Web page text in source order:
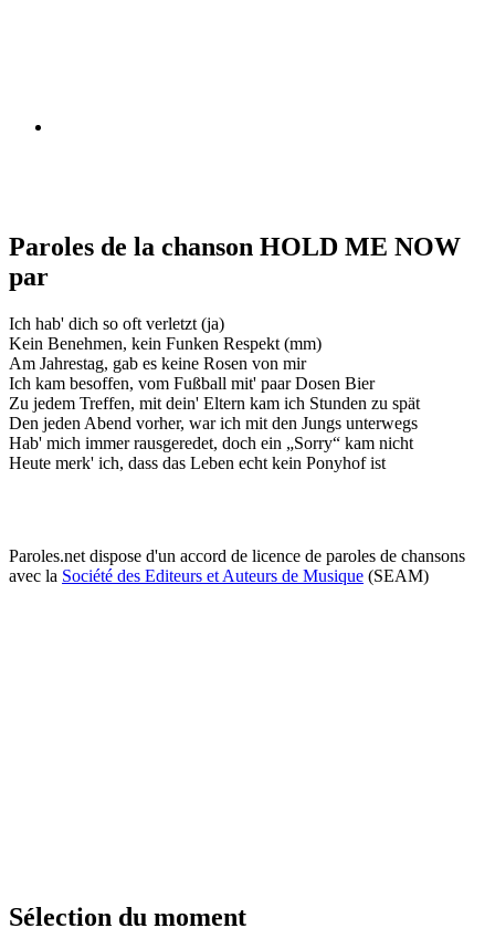
Paroles de la chanson HOLD ME NOW
par
Ich hab' dich so oft verletzt (ja)
Kein Benehmen, kein Funken Respekt (mm)
Am Jahrestag, gab es keine Rosen von mir
Ich kam besoffen, vom Fußball mit' paar Dosen Bier
Zu jedem Treffen, mit dein' Eltern kam ich Stunden zu spät
Den jeden Abend vorher, war ich mit den Jungs unterwegs
Hab' mich immer rausgeredet, doch ein „Sorry“ kam nicht
Heute merk' ich, dass das Leben echt kein Ponyhof ist
Paroles.net dispose d'un accord de licence de paroles de chansons
avec la Société des Editeurs et Auteurs de Musique (SEAM)
Sélection du moment